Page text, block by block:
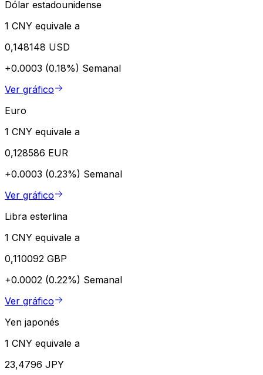
Dólar estadounidense
1 CNY equivale a
0,148148 USD
+0.0003 (0.18%) Semanal
Ver gráfico
Euro
1 CNY equivale a
0,128586 EUR
+0.0003 (0.23%) Semanal
Ver gráfico
Libra esterlina
1 CNY equivale a
0,110092 GBP
+0.0002 (0.22%) Semanal
Ver gráfico
Yen japonés
1 CNY equivale a
23,4796 JPY